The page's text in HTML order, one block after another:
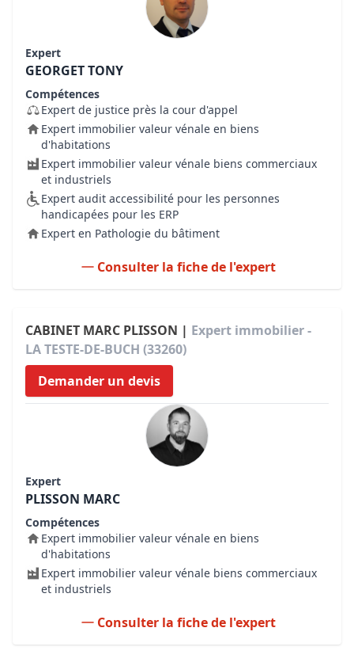
Expert
GEORGET TONY
Compétences
Expert de justice près la cour d'appel
Expert immobilier valeur vénale en biens
d'habitations
Expert immobilier valeur vénale biens commerciaux
et industriels
Expert audit accessibilité pour les personnes
handicapées pour les ERP
Expert en Pathologie du bâtiment
Consulter la fiche de l'expert
CABINET MARC PLISSON | Expert immobilier -
LA TESTE-DE-BUCH (33260)
Demander un devis
Expert
PLISSON MARC
Compétences
Expert immobilier valeur vénale en biens
d'habitations
Expert immobilier valeur vénale biens commerciaux
et industriels
Consulter la fiche de l'expert